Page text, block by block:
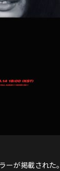
が掲載された。